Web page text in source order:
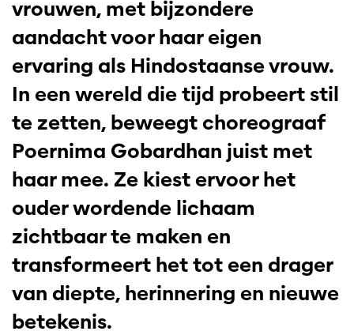
vrouwen, met bijzondere
aandacht voor haar eigen
ervaring als Hindostaanse vrouw.
In een wereld die tijd probeert stil
te zetten, beweegt choreograaf
Poernima Gobardhan juist met
haar mee. Ze kiest ervoor het
ouder wordende lichaam
zichtbaar te maken en
transformeert het tot een drager
van diepte, herinnering en nieuwe
betekenis.